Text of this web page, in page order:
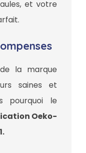
et votre
la marque
saines et
pourquoi le
Oeko-